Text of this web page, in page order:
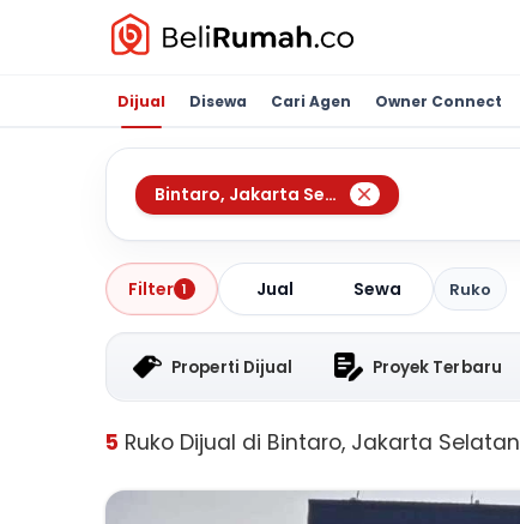
Dijual Disewa Cari Agen Owner Connect
Bintaro, Jakarta Selatan
Filter 1 Jual Sewa Ruko
Properti Dijual Proyek Terbaru
5 Ruko Dijual di Bintaro, Jakarta Selatan